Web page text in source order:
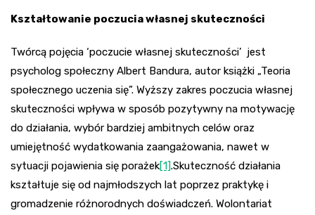
Kształtowanie poczucia własnej skuteczności
Twórcą pojęcia ‘poczucie własnej skuteczności’ jest
psycholog społeczny Albert Bandura, autor książki „Teoria
społecznego uczenia się”. Wyższy zakres poczucia własnej
skuteczności wpływa w sposób pozytywny na motywację
do działania, wybór bardziej ambitnych celów oraz
umiejętność wydatkowania zaangażowania, nawet w
sytuacji pojawienia się porażek[1].Skuteczność działania
kształtuje się od najmłodszych lat poprzez praktykę i
gromadzenie różnorodnych doświadczeń. Wolontariat